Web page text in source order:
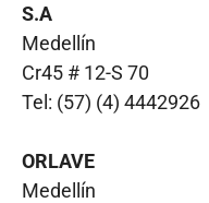
S.A
Medellín
Cr45 # 12-S 70
Tel: (57) (4) 4442926
ORLAVE
Medellín